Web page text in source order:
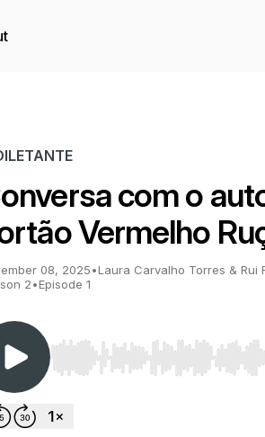
com o
Vermelho
08, 2025•Laura Carvalho Torres & Rui
2•Episode 1
Use Left/Right to seek, Home/